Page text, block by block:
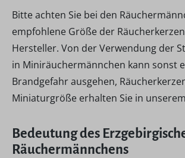
Bitte achten Sie bei den
empfohlene Größe der
Hersteller. Von der Verwendung der
in Miniräuchermännchen kann sonst
Brandgefahr ausgehen,
Miniaturgröße erhalten Sie in
Bedeutung des
Räuchermännchens